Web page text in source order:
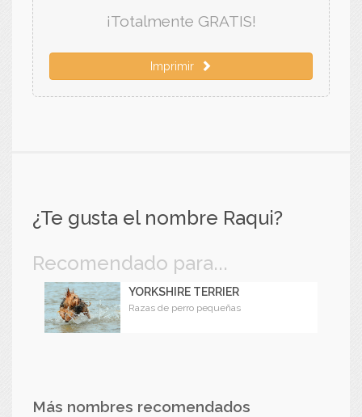
¡Totalmente GRATIS!
Imprimir
¿Te gusta el nombre Raqui?
Recomendado para...
YORKSHIRE TERRIER
Razas de perro pequeñas
Más nombres recomendados